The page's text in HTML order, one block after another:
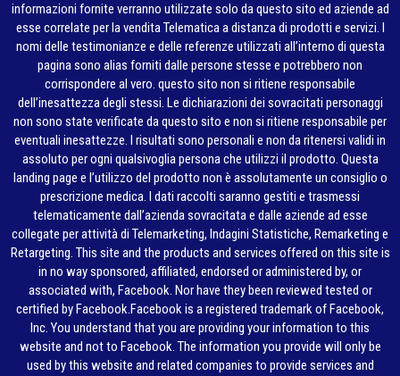
informazioni fornite verranno utilizzate solo da questo sito ed aziende ad
esse correlate per la vendita Telematica a distanza di prodotti e servizi. I
nomi delle testimonianze e delle referenze utilizzati all’interno di questa
pagina sono alias forniti dalle persone stesse e potrebbero non
corrispondere al vero. questo sito non si ritiene responsabile
dell’inesattezza degli stessi. Le dichiarazioni dei sovracitati personaggi
non sono state verificate da questo sito e non si ritiene responsabile per
eventuali inesattezze. I risultati sono personali e non da ritenersi validi in
assoluto per ogni qualsivoglia persona che utilizzi il prodotto. Questa
landing page e l’utilizzo del prodotto non è assolutamente un consiglio o
prescrizione medica. I dati raccolti saranno gestiti e trasmessi
telematicamente dall’azienda sovracitata e dalle aziende ad esse
collegate per attività di Telemarketing, Indagini Statistiche, Remarketing e
Retargeting. This site and the products and services offered on this site is
in no way sponsored, affiliated, endorsed or administered by, or
associated with, Facebook. Nor have they been reviewed tested or
certified by Facebook.Facebook is a registered trademark of Facebook,
Inc. You understand that you are providing your information to this
website and not to Facebook. The information you provide will only be
used by this website and related companies to provide services and